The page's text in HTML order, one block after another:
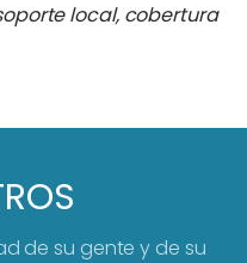
local, cobertura
de su gente y de su